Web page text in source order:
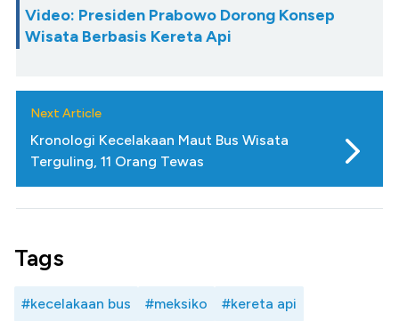
Video: Presiden Prabowo Dorong Konsep
Wisata Berbasis Kereta Api
Next Article
Kronologi Kecelakaan Maut Bus Wisata
Terguling, 11 Orang Tewas
Tags
#kecelakaan bus #meksiko #kereta api